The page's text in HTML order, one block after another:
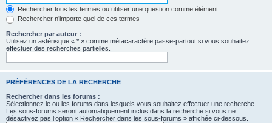
Rechercher tous les termes ou utiliser une question comme élément
Rechercher n’importe quel de ces termes
Rechercher par auteur :
Utilisez un astérisque « * » comme métacaractère passe-partout si vous souhaitez
effectuer des recherches partielles.
PRÉFÉRENCES DE LA RECHERCHE
Rechercher dans les forums :
Sélectionnez le ou les forums dans lesquels vous souhaitez effectuer une recherche.
Les sous-forums seront automatiquement inclus dans la recherche si vous ne
désactivez pas l’option « Rechercher dans les sous-forums » affichée ci-dessous.